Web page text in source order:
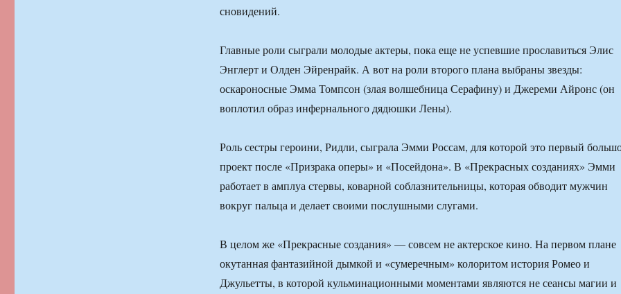
сновидений.
Главные роли сыграли молодые актеры, пока еще не успевшие прославиться Элис
Энглерт и Олден Эйренрайк. А вот на роли второго плана выбраны звезды:
оскароносные Эмма Томпсон (злая волшебница Серафину) и Джереми Айронс (он
воплотил образ инфернального дядюшки Лены).
Роль сестры героини, Ридли, сыграла Эмми Россам, для которой это первый
проект после «Призрака оперы» и «Посейдона». В «Прекрасных созданиях» Эмми
работает в амплуа стервы, коварной соблазнительницы, которая обводит мужчин
вокруг пальца и делает своими послушными слугами.
В целом же «Прекрасные создания» — совсем не актерское кино. На первом плане
окутанная фантазийной дымкой и «сумеречным» колоритом история Ромео и
Джульетты, в которой кульминационными моментами являются не сеансы магии и